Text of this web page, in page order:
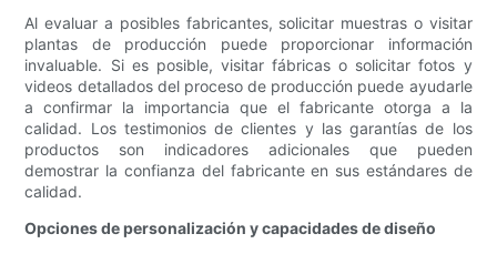
Al evaluar a posibles fabricantes, solicitar muestras o visitar
plantas de producción puede proporcionar información
invaluable. Si es posible, visitar fábricas o solicitar fotos y
videos detallados del proceso de producción puede ayudarle
a confirmar la importancia que el fabricante otorga a la
calidad. Los testimonios de clientes y las garantías de los
productos son indicadores adicionales que pueden
demostrar la confianza del fabricante en sus estándares de
calidad.
Opciones de personalización y capacidades de diseño